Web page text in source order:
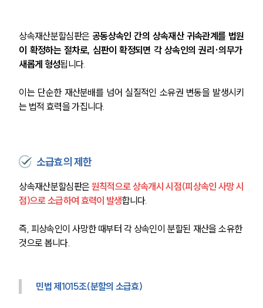
상속재산분할심판은 공동상속인 간의 상속재산 귀속관계를 법원
이 확정하는 절차로, 심판이 확정되면 각 상속인의 권리·의무가
새롭게 형성됩니다.
이는 단순한 재산분배를 넘어 실질적인 소유권 변동을 발생시키
는 법적 효력을 가집니다.
소급효의 제한
상속재산분할심판은 원칙적으로 상속개시 시점(피상속인 사망 시
점)으로 소급하여 효력이 발생합니다.
즉, 피상속인이 사망한 때부터 각 상속인이 분할된 재산을 소유한
것으로 봅니다.
민법 제1015조(분할의 소급효)